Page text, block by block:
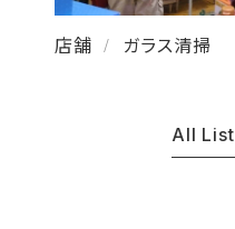
店舗 / ガラス清掃
All List